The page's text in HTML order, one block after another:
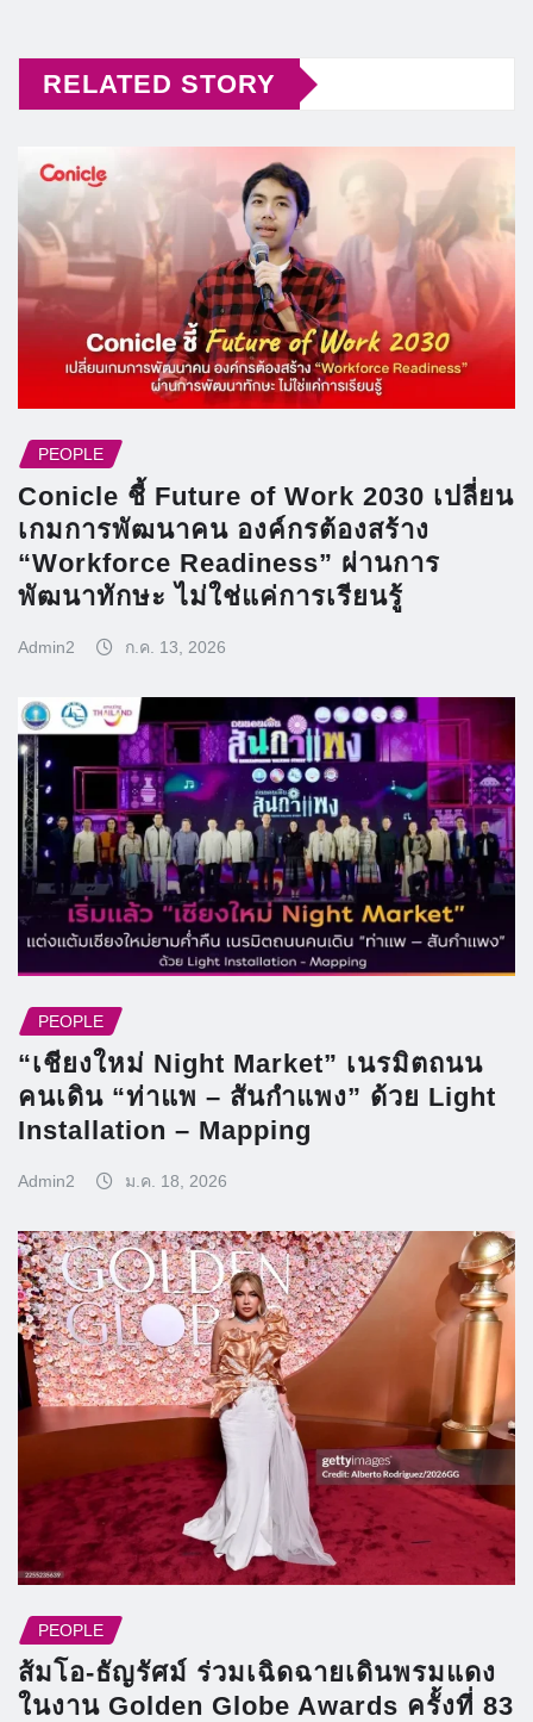
RELATED STORY
PEOPLE
Conicle ชี้ Future of Work 2030 เปลี่ยน
เกมการพัฒนาคน องค์กรต้องสร้าง
“Workforce Readiness” ผ่านการ
พัฒนาทักษะ ไม่ใช่แค่การเรียนรู้
Admin2 ก.ค. 13, 2026
PEOPLE
“เชียงใหม่ Night Market” เนรมิตถนน
คนเดิน “ท่าแพ – สันกำแพง” ด้วย Light
Installation – Mapping
Admin2 ม.ค. 18, 2026
PEOPLE
ส้มโอ-ธัญรัศม์ ร่วมเฉิดฉายเดินพรมแดง
ในงาน Golden Globe Awards ครั้งที่ 83